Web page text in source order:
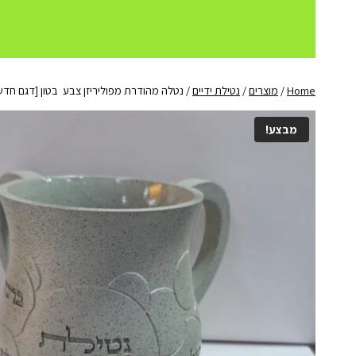
Home
/ מוצרים/ נטילת ידיים/ נטלה מהודרת מפוליריזן צבע בטון [דגם
מבצע!